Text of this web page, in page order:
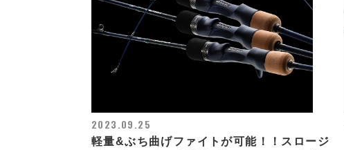
2023.09.25
軽量&ぶち曲げファイトが可能！！スロージ